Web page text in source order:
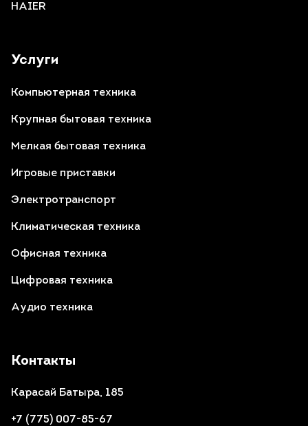
Контакты
Карасай Батыра, 185
+7 (775) 007-85-67
Услуги
Компьютерная техника
Крупная бытовая техника
Мелкая бытовая техника
Игровые приставки
Электротранспорт
Климатическая техника
Офисная техника
Цифровая техника
Аудио техника
HAIER